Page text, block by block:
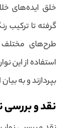
خلق ایده‌های
گرفته تا
طرح‌های مختلف
استفاده از این
بپردازند و به
نقد و بررسی